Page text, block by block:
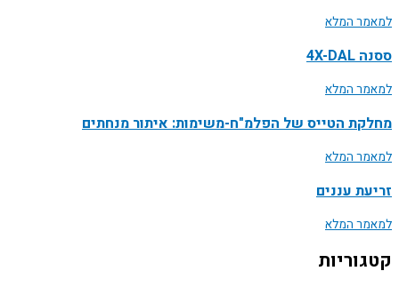
למאמר המלא
ססנה 4X-DAL
למאמר המלא
מחלקת הטייס של הפלמ"ח-משימות: איתור מנחתים
למאמר המלא
זריעת עננים
למאמר המלא
קטגוריות